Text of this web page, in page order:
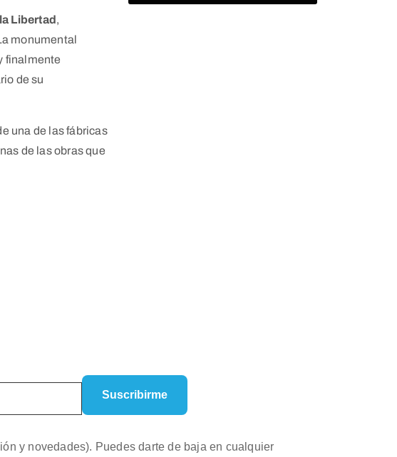
Libertad,
monumental
finalmente
de su
una de las fábricas
de las obras que
y novedades). Puedes darte de baja en cualquier